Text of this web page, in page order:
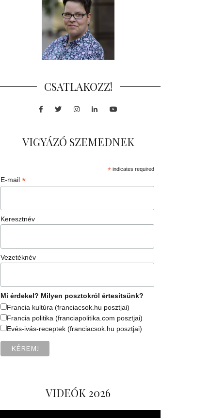
CSATLAKOZZ!
Facebook
TwitterInstagram
LinkedInYoutube
VIGYÁZÓ SZEMEDNEK
*indicates required
E-mail*
Keresztnév
Vezetéknév
Mi érdekel? Milyen posztokról értesítsünk?
Francia kultúra (franciacsok.hu posztjai)
Francia politika (franciapolitika.com posztjai)
Evés-ivás-receptek (franciacsok.hu posztjai)
VIDEÓK 2026